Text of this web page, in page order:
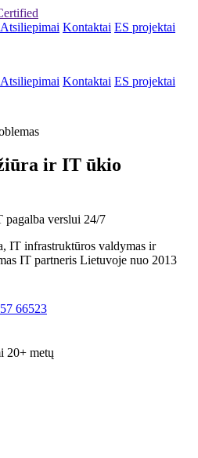
Atsiliepimai Kontaktai ES projektai
Atsiliepimai Kontaktai ES projektai
ir IT ūkio
verslui 24/7
IT infrastruktūros valdymas ir
IT partneris Lietuvoje nuo 2013
66523
20+ metų